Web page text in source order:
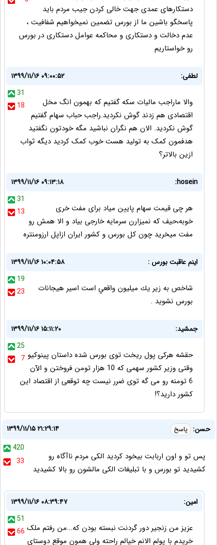
دستکارهای عمدی جهت خالی کردن جیب مردم باید
پاسخگو باشین ما از بورس تضمین نمیخواهیم شفافیت ،
عدم دخالت و دستکاری و محاکمه عوامل دستکاری در بورس
رو خواستاریم
لطفی:
۱۳۹۹/۱۱/۱۶ ۰۹:۰۰:۵۲
31
18
والا ماراجب مالیات سکه گفتیم که بهمون انگ مخل
اقتصادی هم زدند گوش نکردید.راجب حباب سهام گفتیم
گوش نکردید. الان هم نگران نباشید مگه خودتون نگفتید
هدفمون کمک به تولید هست خوب کمک کردید دیگه ثواب
ازین بالاتر؟
hosein:
۱۳۹۹/۱۱/۱۶ ۰۹:۱۳:۱۸
31
13
هر چی قیمت سهام پایین میاد برای مفت خری
خوبه،حیف که نمیزارن سرمایه خارجی بیاد و الا همش رو
مفت میخرید چون کل بورس و کشور ایران ازاپل ارزومنتره
اينم عاقبت بورس :
۱۳۹۹/۱۱/۱۶ ۱۰:۰۴:۵۸
19
23
شاخص به زير يك ميليون واقعي است اسير هيجانات
بورس نشويد .
جمشید:
۱۳۹۹/۱۱/۱۶ ۱۵:۱۱:۲۰
25
7 حقشه هرکی پول ریخت توی بورس شده داستان پینوکیو
وقتی وزیر کشور سهمی که 10 هزار تومن فروختن و الآن
6 تومنه رو می گه توی ضرر نیست چه توقعی از اقتصاد این
کشور دارید؟!
حسن: پاسخ
۱۳۹۹/۱۱/۱۵ ۲۱:۲۹:۱۴
420
33
پس تو و اون اربابت بیخود کردید الکی مردم ناآگاه رو
کشیدید تو بورس و با تبلیغات الکی مالشون رو بالا کشیدید
امین:
۱۳۹۹/۱۱/۱۶ ۰۸:۳۹:۴۷
51
66 عزیز من زنجیر دور گردنت نبسته بودن که...من رفتم ملک
خریدم با پولم الانم خیالم راحته ولی همون موقع دوستای